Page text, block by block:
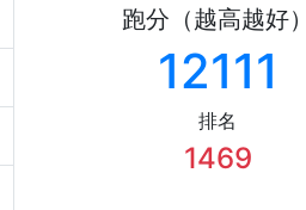
跑分（越高越好
12111
排名
1469